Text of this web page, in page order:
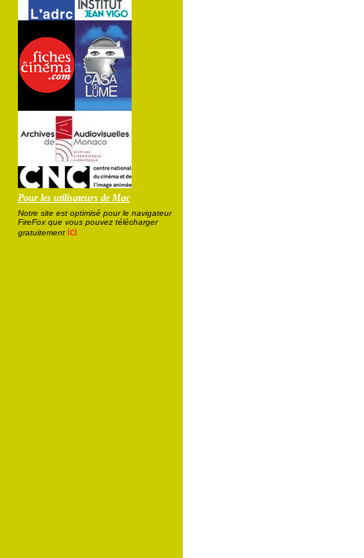
Pour les utilisateurs de Mac
Notre site est optimisé pour le navigateur
FireFox que vous pouvez télécharger
gratuitement ici